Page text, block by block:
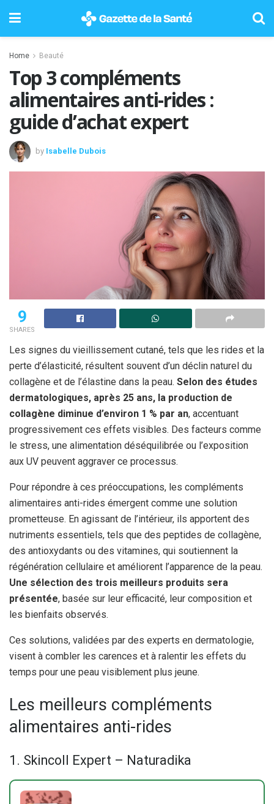
Home Beauté
Top 3 compléments
alimentaires anti-rides :
guide d’achat expert
by Isabelle Dubois
9
SHARES
Les signes du vieillissement cutané, tels que les rides et la
perte d’élasticité, résultent souvent d’un déclin naturel du
collagène et de l’élastine dans la peau. Selon des études
dermatologiques, après 25 ans, la production de
collagène diminue d’environ 1 % par an, accentuant
progressivement ces effets visibles. Des facteurs comme
le stress, une alimentation déséquilibrée ou l’exposition
aux UV peuvent aggraver ce processus.
Pour répondre à ces préoccupations, les compléments
alimentaires anti-rides émergent comme une solution
prometteuse. En agissant de l’intérieur, ils apportent des
nutriments essentiels, tels que des peptides de collagène,
des antioxydants ou des vitamines, qui soutiennent la
régénération cellulaire et améliorent l’apparence de la peau.
Une sélection des trois meilleurs produits sera
présentée, basée sur leur efficacité, leur composition et
les bienfaits observés.
Ces solutions, validées par des experts en dermatologie,
visent à combler les carences et à ralentir les effets du
temps pour une peau visiblement plus jeune.
Les meilleurs compléments
alimentaires anti-rides
1. Skincoll Expert – Naturadika